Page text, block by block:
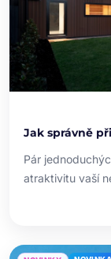
Jak správně
Pár
atraktivitu vaší